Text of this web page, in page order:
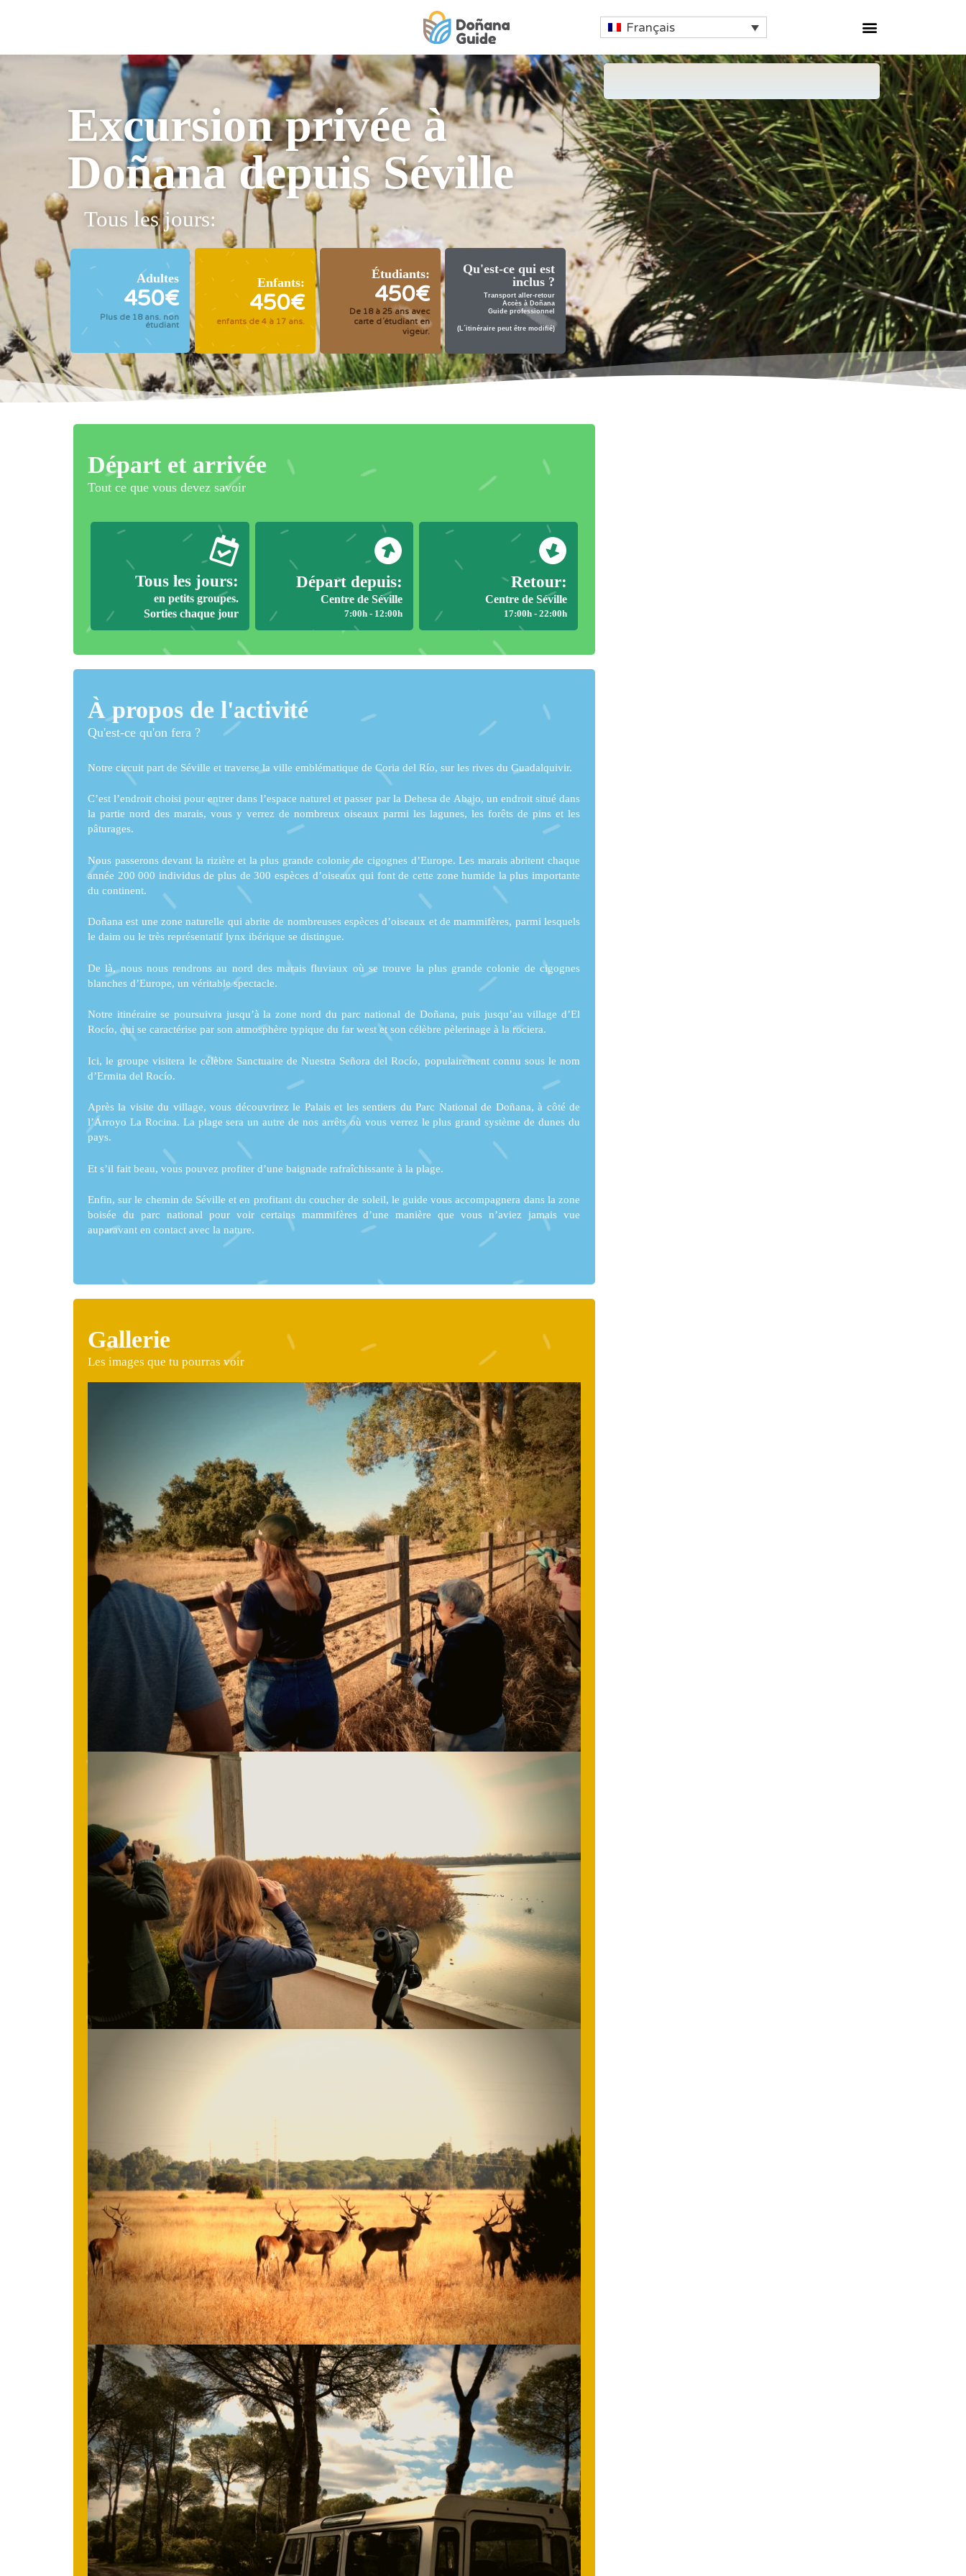
Français
Excursion privée à
Doñana depuis Séville
Tous les jours:
Adultes
450€
Plus de 18 ans. non
étudiant
Enfants:
450€
enfants de 4 à 17 ans.
Étudiants:
450€
De 18 à 25 ans avec
carte d´étudiant en
vigeur.
Qu'est-ce qui est
inclus ?
Transport aller-retour
Accès à Doñana
Guide professionnel
(L´itinéraire peut être modifié)
Départ et arrivée
Tout ce que vous devez savoir
Tous les jours:
en petits groupes.
Sorties chaque jour
Départ depuis:
Centre de Séville
7:00h - 12:00h
Retour:
Centre de Séville
17:00h - 22:00h
À propos de l'activité
Qu'est-ce qu'on fera ?
Notre circuit part de Séville et traverse la ville emblématique de Coria del Río, sur les rives du Guadalquivir.
C’est l’endroit choisi pour entrer dans l’espace naturel et passer par la Dehesa de Abajo, un endroit situé dans
la partie nord des marais, vous y verrez de nombreux oiseaux parmi les lagunes, les forêts de pins et les
pâturages.
Nous passerons devant la rizière et la plus grande colonie de cigognes d’Europe. Les marais abritent chaque
année 200 000 individus de plus de 300 espèces d’oiseaux qui font de cette zone humide la plus importante
du continent.
Doñana est une zone naturelle qui abrite de nombreuses espèces d’oiseaux et de mammifères, parmi lesquels
le daim ou le très représentatif lynx ibérique se distingue.
De là, nous nous rendrons au nord des marais fluviaux où se trouve la plus grande colonie de cigognes
blanches d’Europe, un véritable spectacle.
Notre itinéraire se poursuivra jusqu’à la zone nord du parc national de Doñana, puis jusqu’au village d’El
Rocío, qui se caractérise par son atmosphère typique du far west et son célèbre pèlerinage à la rociera.
Ici, le groupe visitera le célèbre Sanctuaire de Nuestra Señora del Rocío, populairement connu sous le nom
d’Ermita del Rocío.
Après la visite du village, vous découvrirez le Palais et les sentiers du Parc National de Doñana, à côté de
l’Arroyo La Rocina. La plage sera un autre de nos arrêts où vous verrez le plus grand système de dunes du
pays.
Et s’il fait beau, vous pouvez profiter d’une baignade rafraîchissante à la plage.
Enfin, sur le chemin de Séville et en profitant du coucher de soleil, le guide vous accompagnera dans la zone
boisée du parc national pour voir certains mammifères d’une manière que vous n’aviez jamais vue
auparavant en contact avec la nature.
Gallerie
Les images que tu pourras voir